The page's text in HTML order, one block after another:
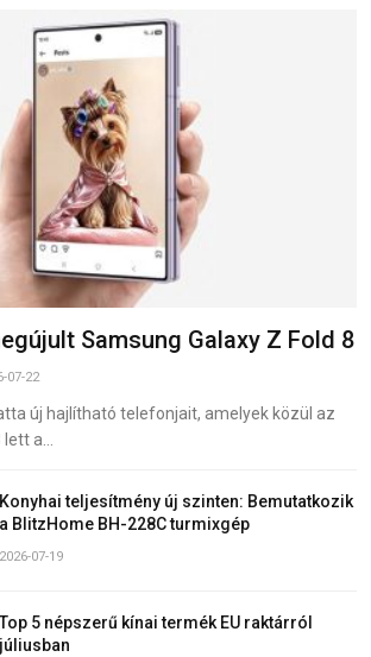
Samsung Galaxy Z Fold 8
07-22
új hajlítható telefonjait, amelyek közül az
lett a…
Konyhai teljesítmény új szinten: Bemutatkozik
a BlitzHome BH-228C turmixgép
2026-07-19
Top 5 népszerű kínai termék EU raktárról
júliusban